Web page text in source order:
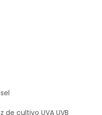
de cultivo UVA UVB